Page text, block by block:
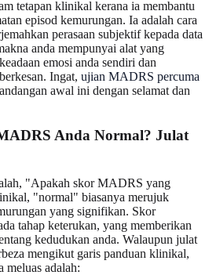
tetapan klinikal kerana ia membantu
episod kemurungan. Ia adalah cara
perasaan subjektif kepada data
anda mempunyai alat yang
emosi anda sendiri dan
Ingat, ujian MADRS percuma
awal ini dengan selamat dan
Anda Normal? Julat
"Apakah skor MADRS yang
"normal" biasanya merujuk
yang signifikan. Skor
tahap keterukan, yang memberikan
kedudukan anda. Walaupun julat
mengikut garis panduan klinikal,
meluas adalah: